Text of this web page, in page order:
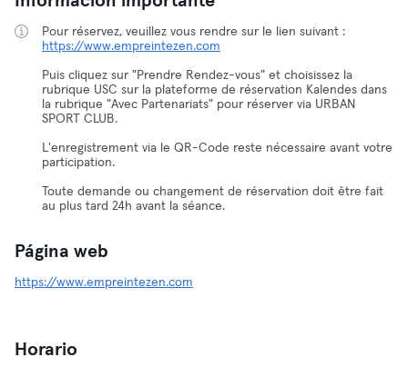
https://www.empreintezen.com
Puis cliquez sur "Prendre Rendez-vous" et choisissez la
rubrique USC sur la plateforme de réservation Kalendes dans
la rubrique "Avec Partenariats" pour réserver via URBAN
SPORT CLUB.
L'enregistrement via le QR-Code reste nécessaire avant votre
participation.
Toute demande ou changement de réservation doit être fait
au plus tard 24h avant la séance.
Página web
https://www.empreintezen.com
Horario